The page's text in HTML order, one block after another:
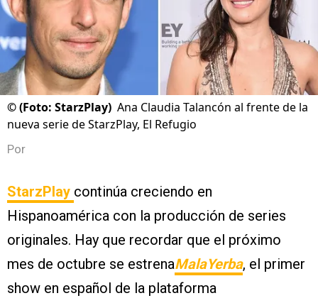
©(Foto: StarzPlay) Ana Claudia Talancón al frente de la
nueva serie de StarzPlay, El Refugio
Por
StarzPlay continúa creciendo en
Hispanoamérica con la producción de series
originales. Hay que recordar que el próximo
mes de octubre se estrenaMalaYerba, el primer
show en español de la plataforma